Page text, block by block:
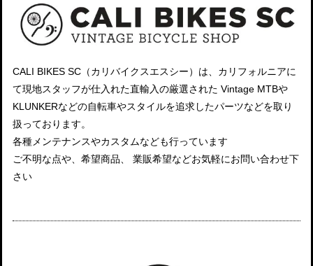
CALI BIKES SC（カリバイクスエスシー）は、カリフォルニアに
て現地スタッフが仕入れた直輸入の厳選された Vintage MTBや
KLUNKERなどの自転車やスタイルを追求したパーツなどを取り
扱っております。
各種メンテナンスやカスタムなども行っています
ご不明な点や、希望商品、 業販希望などお気軽にお問い合わせ下
さい